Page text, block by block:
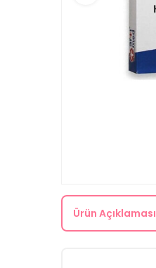
Ürün Açıklaması